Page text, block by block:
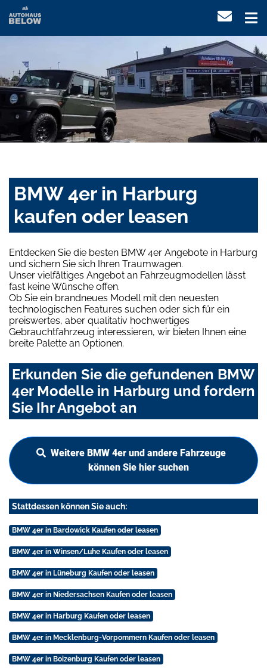
BMW 4er in Harburg
kaufen oder leasen
Entdecken Sie die besten BMW 4er Angebote in Harburg
und sichern Sie sich Ihren Traumwagen.
Unser vielfältiges Angebot an Fahrzeugmodellen lässt
fast keine Wünsche offen.
Ob Sie ein brandneues Modell mit den neuesten
technologischen Features suchen oder sich für ein
preiswertes, aber qualitativ hochwertiges
Gebrauchtfahrzeug interessieren, wir bieten Ihnen eine
breite Palette an Optionen.
Erkunden Sie die gefundenen BMW
4er Modelle in Harburg und fordern
Sie Ihr Angebot an
Weitere BMW 4er und andere Fahrzeuge
können Sie hier suchen
Stattdessen können Sie auch:
BMW 4er in Bardowick Kaufen oder leasen
BMW 4er in Winsen/Luhe Kaufen oder leasen
BMW 4er in Lüneburg Kaufen oder leasen
BMW 4er in Niedersachsen Kaufen oder leasen
BMW 4er in Harburg Kaufen oder leasen
BMW 4er in Mecklenburg-Vorpommern Kaufen oder leasen
BMW 4er in Boizenburg Kaufen oder leasen